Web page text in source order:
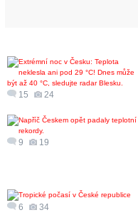
15 24
9 19
6 34